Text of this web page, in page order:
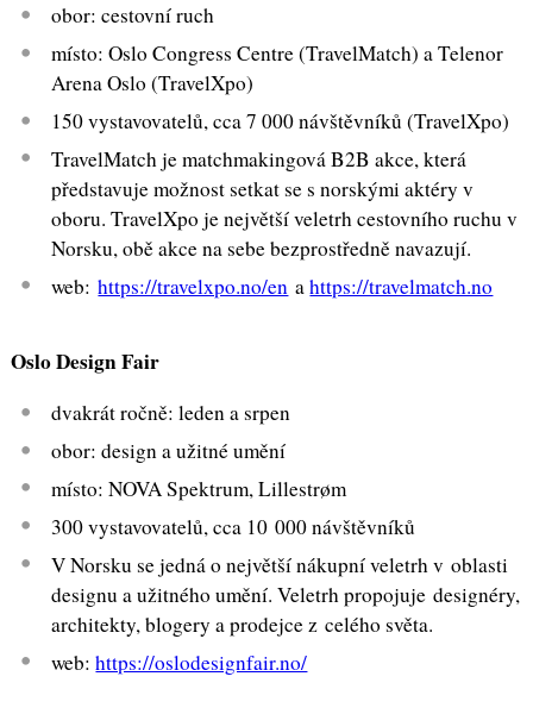
obor: cestovní ruch
místo: Oslo Congress Centre (TravelMatch) a Telenor
Arena Oslo (TravelXpo)
150 vystavovatelů, cca 7 000 návštěvníků (TravelXpo)
TravelMatch je matchmakingová B2B akce, která
představuje možnost setkat se s norskými aktéry v
oboru. TravelXpo je největší veletrh cestovního ruchu v
Norsku, obě akce na sebe bezprostředně navazují.
web:https://travelxpo.no/en ahttps://travelmatch.no
Oslo Design Fair
dvakrát ročně: leden a srpen
obor: design a užitné umění
místo: NOVA Spektrum, Lillestrøm
300 vystavovatelů, cca 10 000 návštěvníků
V Norsku se jedná o největší nákupní veletrh v oblasti
designu a užitného umění. Veletrh propojuje designéry,
architekty, blogery a prodejce z celého světa.
web:https://oslodesignfair.no/